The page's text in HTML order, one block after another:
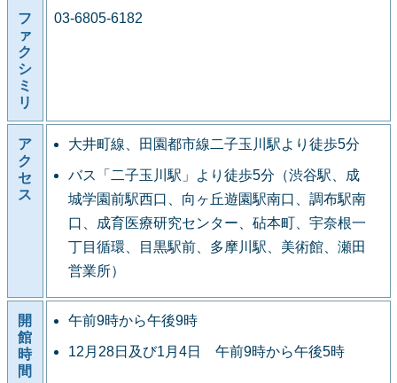
フ
ァ
ク
シ
ミ
リ
03-6805-6182
ア
ク
セ
ス
大井町線、田園都市線二子玉川駅より徒歩5分
バス「二子玉川駅」より徒歩5分（渋谷駅、成
城学園前駅西口、向ヶ丘遊園駅南口、調布駅南
口、成育医療研究センター、砧本町、宇奈根一
丁目循環、目黒駅前、多摩川駅、美術館、瀬田
営業所）
開
館
時
間
午前9時から午後9時
12月28日及び1月4日 午前9時から午後5時